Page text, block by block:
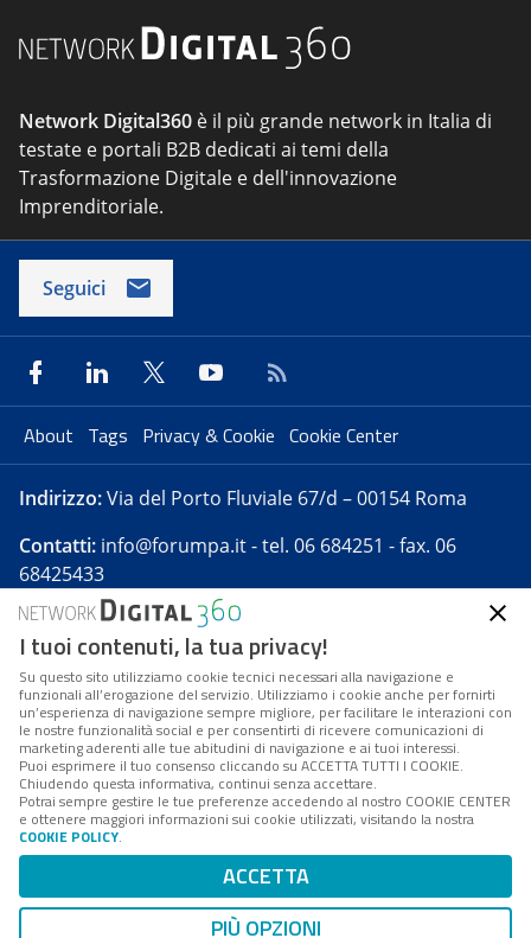
Network Digital360 è il più grande network in Italia di
testate e portali B2B dedicati ai temi della
Trasformazione Digitale e dell'innovazione
Imprenditoriale.
Seguici
About Tags Privacy & Cookie Cookie Center
Indirizzo:Via del Porto Fluviale 67/d – 00154 Roma
Contatti: info@forumpa.it- tel. 06 684251 - fax. 06
68425433
Forumpa.itè una pubblicazione telematica iscritta
presso Registro della stampa del Tribunale di Roma -
Reg. n. 182 del 2 maggio 2008 - Direttore resp. Michela
Stentella
FPA s.r.l. è società soggetta a Direzione e
Coordinamento da parte di Digital360 S.p.A. - FPA s.r.l.
è un'azienda certificata per il sistema di management
Codice Fiscale/Partita IVA n. 10693191008 - R.E.A. Roma
n. 1249791. ISP AWS
Mappa del sito
I tuoi contenuti, la tua privacy!
Su questo sito utilizziamo cookie tecnici necessari alla navigazione e
funzionali all’erogazione del servizio. Utilizziamo i cookie anche per fornirti
un’esperienza di navigazione sempre migliore, per facilitare le interazioni con
le nostre funzionalità social e per consentirti di ricevere comunicazioni di
marketing aderenti alle tue abitudini di navigazione e ai tuoi interessi.
Puoi esprimere il tuo consenso cliccando su ACCETTA TUTTI I COOKIE.
Chiudendo questa informativa, continui senza accettare.
Potrai sempre gestire le tue preferenze accedendo al nostro COOKIE CENTER
e ottenere maggiori informazioni sui cookie utilizzati, visitando la nostra
COOKIE POLICY.
ACCETTA
PIÙ OPZIONI